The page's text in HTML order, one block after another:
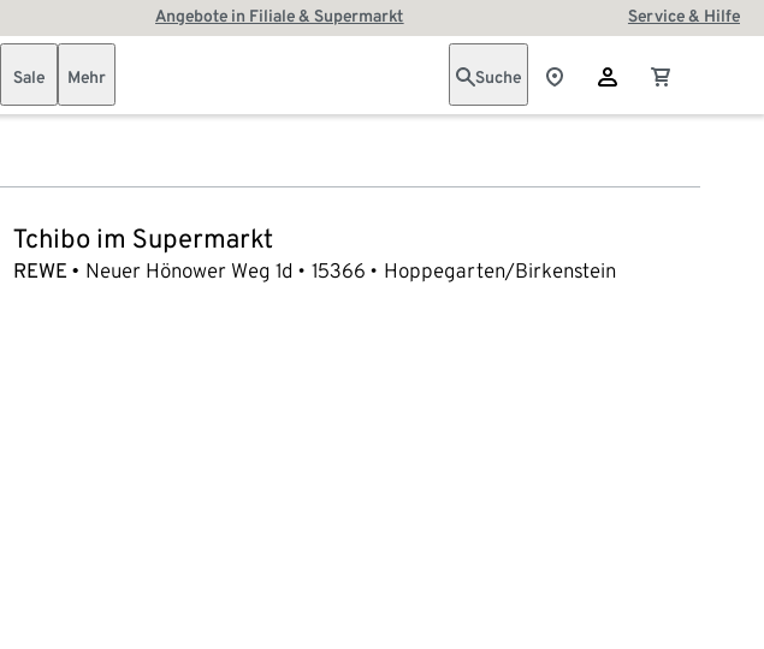
Angebote in Filiale & Supermarkt Service & Hilfe
Sale Mehr Suche
Tchibo im Supermarkt
REWE Neuer Hönower Weg 1d 15366 Hoppegarten/Birkenstein